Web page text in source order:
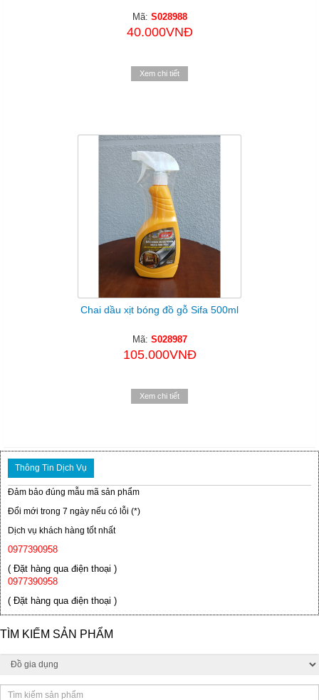
Mã: S028988
40.000VNĐ
Xem chi tiết
Chai dầu xịt bóng đồ gỗ Sifa 500ml
Mã: S028987
105.000VNĐ
Xem chi tiết
Thông Tin Dịch Vụ
Đảm bảo đúng mẫu mã sản phẩm
Đổi mới trong 7 ngày nếu có lỗi (*)
Dịch vụ khách hàng tốt nhất
0977390958
( Đặt hàng qua điện thoại )
0977390958
( Đặt hàng qua điện thoại )
TÌM KIẾM SẢN PHẨM